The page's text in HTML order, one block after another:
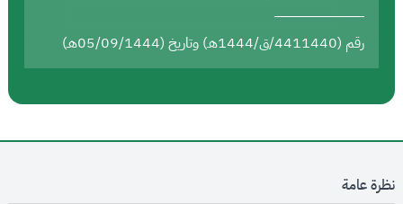
رقم (4411440/ق/1444هـ) وتاريخ (05/09/1444هـ)
نظرة عامة